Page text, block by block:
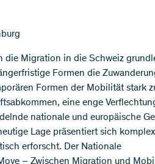
die Migration in die Schweiz
Formen die
Formen der Mobilität stark
eine enge
nationale und europäische
Lage präsentiert sich
erforscht. Der Nationale
– Zwischen Migration und